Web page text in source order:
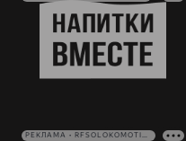
РЕКЛАМА • RFSOLOKOMOTIV.RU